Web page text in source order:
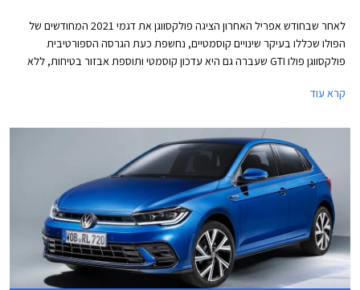
לאחר שבחודש אפריל האחרון הציגה פולקסווגן את דגמי 2021 המחודשים של
הפולו שכללו בעיקר שינויים קוסמטיים, נחשפת כעת הגרסה הספורטיבית
פולקסווגן פולו GTI שעברה גם היא עדכון קוסמטי ותוספת אבזור בטיחות, ללא
קרא עוד